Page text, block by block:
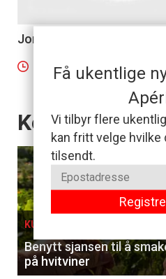
Få ukentlige
Vi tilbyr flere
kan fritt velge hvilke
tilsendt.
Jordbær- og pæredrøm
5 minutter
Events
Kommende
KURS I OSLO, 26. AUGUST
Benytt sjansen til å
på hvitviner